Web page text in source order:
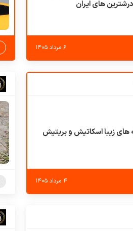
های ایران
۶ مرداد ۱۴۰۵
های زیبا اسکاتیش و بریتیش
۴ مرداد ۱۴۰۵